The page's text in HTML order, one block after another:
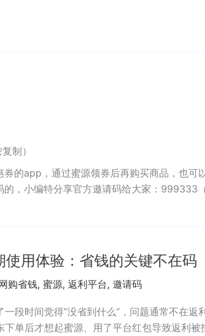
制）
券的app，通过蜜源领券后再购买商品，也可
，小编特分享官方邀请码给大家：999333（
用体验：省钱的关键不在码
购省钱, 蜜源, 返利平台, 邀请码
段时间觉得”没省到什么”，问题通常不在返
单后才想起蜜源、用了平台红包导致返利